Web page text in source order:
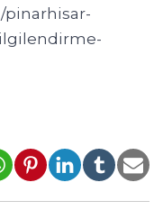
pinarhisar-